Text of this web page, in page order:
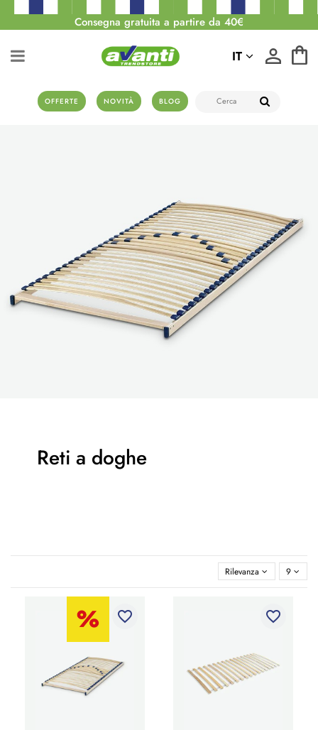
Consegna gratuita a partire da 40€
OFFERTE NOVITÀ BLOG
IT
Reti a doghe
Rilevanza 9
favorite_border favorite_border